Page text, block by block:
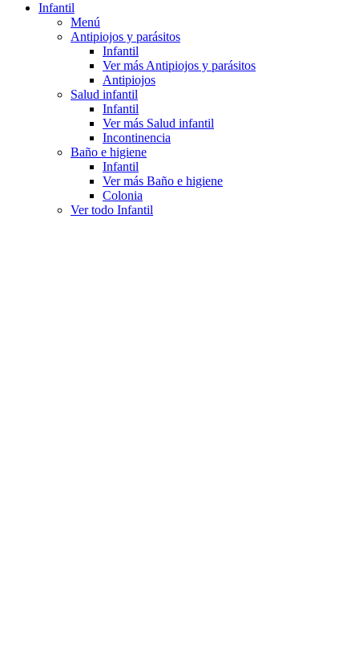
Infantil
Menú
Antipiojos y parásitos
Infantil
Ver más Antipiojos y parásitos
Antipiojos
Salud infantil
Infantil
Ver más Salud infantil
Incontinencia
Baño e higiene
Infantil
Ver más Baño e higiene
Colonia
Ver todo Infantil